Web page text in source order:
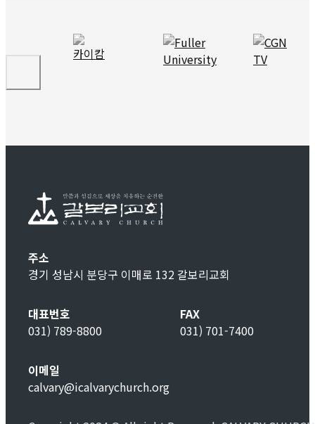
주소
경기 성남시 분당구 이매로 132 갈보리교회
대표번호
031) 789-8800
FAX
031) 701-7400
이메일
calvary@icalvarychurch.org